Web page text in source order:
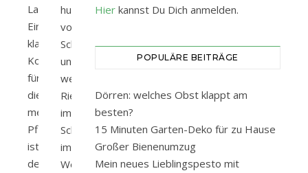
Lavendel.
Eine
klassische
Kombi
für
diese
mediterrane
Pflanze
ist
der
hunderte
von
Schneebällen
und
weißes
Rieseln
im
Schattengarten
im
Wonnemonat.
Hier kannst Du Dich anmelden.
POPULÄRE BEITRÄGE
Dörren: welches Obst klappt am
besten?
15 Minuten Garten-Deko für zu Hause
Großer Bienenumzug
Mein neues Lieblingspesto mit